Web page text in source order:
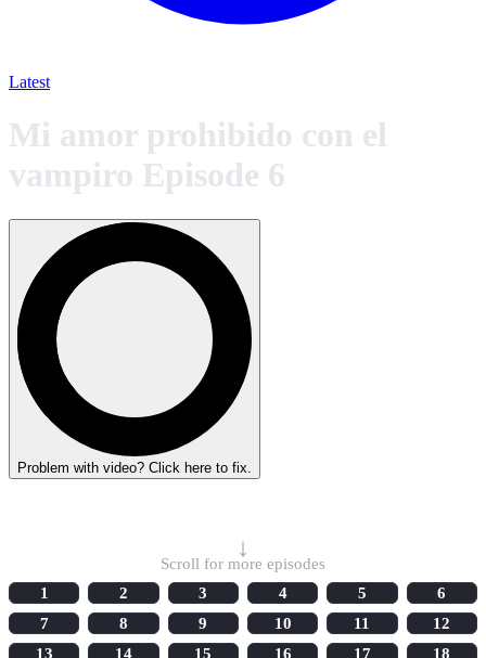
Latest
Mi amor prohibido con el
vampiro Episode 6
Problem with video? Click here to fix.
↓
Scroll for more episodes
1
2 3 4 5
6
7
8 9 10 11
12
13
14 15 16 17 18